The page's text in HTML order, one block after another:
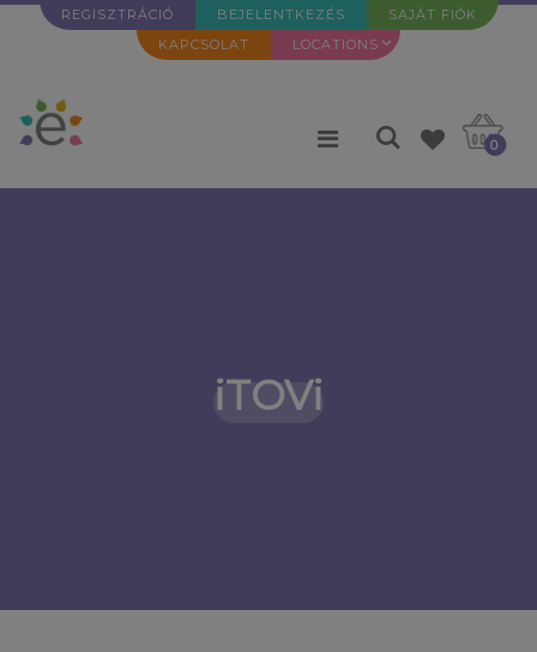
REGISZTRÁCIÓ BEJELENTKEZÉS
SAJÁT FIÓK
KAPCSOLAT
LOCATIONS
0
iTOVi